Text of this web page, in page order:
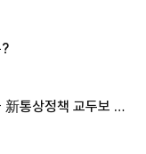
통상정책 교두보 활